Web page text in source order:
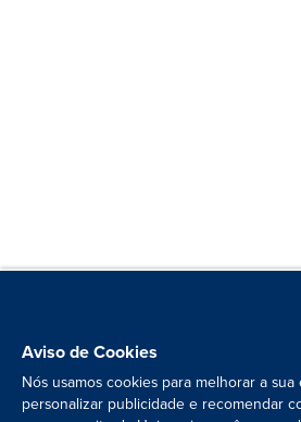
Aviso de Cookies
Nós usamos cookies para melhorar a
personalizar publicidade e recomendar